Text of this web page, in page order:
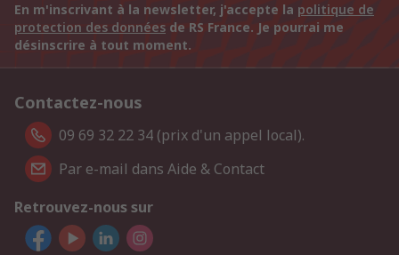
En m'inscrivant à la newsletter, j'accepte la politique de
protection des données de RS France. Je pourrai me
désinscrire à tout moment.
Contactez-nous
09 69 32 22 34 (prix d'un appel local).
Par e-mail dans Aide & Contact
Retrouvez-nous sur